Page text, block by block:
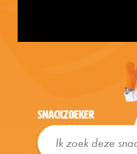
SNACKZOEKER
Ik zoek deze snack...